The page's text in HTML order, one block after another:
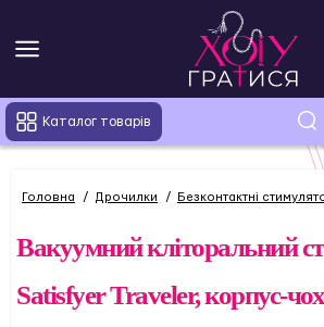
Каталог товарів
Головна Дрочилки Безконтактні
Вакуумний кліторальний
Satisfyer Traveler, корпус-